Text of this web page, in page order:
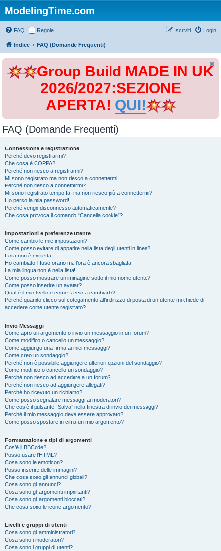
ModelingTime.com
FAQ Regole Login
Iscriviti
Indice FAQ (Domande Frequenti)
Group Build MADE IN UK
2026/2027:SEZIONE
APERTA! QUI!
FAQ (Domande Frequenti)
Connessione e registrazione
Perché devo registrarmi?
Che cosa è COPPA?
Perché non riesco a registrarmi?
Mi sono registrato ma non riesco a connettermi!
Perché non riesco a connettermi?
Mi sono registrato tempo fa, ma non riesco più a connettermi?!
Ho perso la mia password!
Perché vengo disconnesso automaticamente?
Che cosa provoca il comando “Cancella cookie”?
Impostazioni e preferenze utente
Come cambio le mie impostazioni?
Come posso evitare di apparire nella lista degli utenti in linea?
L’ora non è corretta!
Ho cambiato il fuso orario ma l’ora è ancora sbagliata
La mia lingua non è nella lista!
Come posso mostrare un’immagine sotto il mio nome utente?
Come posso inserire un avatar?
Qual è il mio livello e come faccio a cambiarlo?
Perché quando clicco sul collegamento all’indirizzo di posta di un utente mi chiede di
accedere come utente registrato?
Invio Messaggi
Come apro un argomento o invio un messaggio in un forum?
Come modifico o cancello un messaggio?
Come aggiungo una firma ai miei messaggi?
Come creo un sondaggio?
Perché non è possibile aggiungere ulteriori opzioni del sondaggio?
Come modifico o cancello un sondaggio?
Perché non riesco ad accedere a un forum?
Perché non riesco ad aggiungere allegati?
Perché ho ricevuto un richiamo?
Come posso segnalare messaggi ai moderatori?
Che cos’è il pulsante “Salva” nella finestra di invio dei messaggi?
Perché il mio messaggio deve essere approvato?
Come posso spostare in cima un mio argomento?
Formattazione e tipi di argomenti
Cos’è il BBCode?
Posso usare l’HTML?
Cosa sono le emoticon?
Posso inserire delle immagini?
Che cosa sono gli annunci globali?
Cosa sono gli annunci?
Cosa sono gli argomenti importanti?
Cosa sono gli argomenti bloccati?
Che cosa sono le icone argomento?
Livelli e gruppi di utenti
Cosa sono gli amministratori?
Cosa sono i moderatori?
Cosa sono i gruppi di utenti?